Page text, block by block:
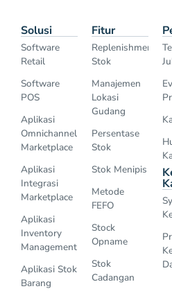
Solusi
Software
Retail
Software
POS
Aplikasi
Omnichannel
Marketplace
Aplikasi
Integrasi
Marketplace
Aplikasi
Inventory
Management
Aplikasi Stok
Barang
Fitur
Replenishment
Stok
Manajemen
Lokasi
Gudang
Persentase
Stok
Stok Menipis
Metode
FEFO
Stock
Opname
Stok
Cadangan